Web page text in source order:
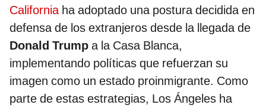
California ha adoptado una postura decidida en
defensa de los extranjeros desde la llegada de
Donald Trump a la Casa Blanca,
implementando políticas que refuerzan su
imagen como un estado proinmigrante. Como
parte de estas estrategias, Los Ángeles ha